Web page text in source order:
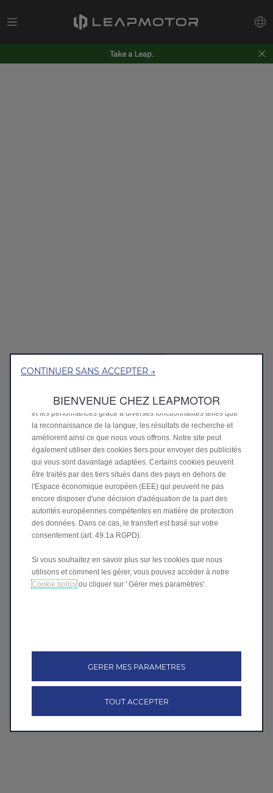
Take a Leap.
CONTINUER SANS ACCEPTER →
BIENVENUE CHEZ LEAPMOTOR
expérience sur notre site. Les cookies nous permettent de vous
gestion du réseau et l’accessibilité. Ils améliorent la convivialité
et les performances grâce à diverses fonctionnalités telles que
la reconnaissance de la langue, les résultats de recherche et
améliorent ainsi ce que nous vous offrons. Notre site peut
également utiliser des cookies tiers pour envoyer des publicités
qui vous sont davantage adaptées. Certains cookies peuvent
être traités par des tiers situés dans des pays en dehors de
l'Espace économique européen (EEE) qui peuvent ne pas
encore disposer d'une décision d'adéquation de la part des
autorités européennes compétentes en matière de protection
des données. Dans ce cas, le transfert est basé sur votre
consentement (art. 49.1a RGPD).
Si vous souhaitez en savoir plus sur les cookies que nous
utilisons et comment les gérer, vous pouvez accéder à notre
Cookie policyou cliquer sur ' Gérer mes paramètres'.
GERER MES PARAMETRES
TOUT ACCEPTER